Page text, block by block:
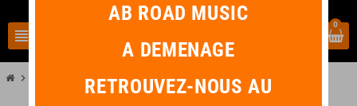
view_headline
0
chevron_right Peau
AB ROAD MUSIC
A DEMENAGE
RETROUVEZ-NOUS AU